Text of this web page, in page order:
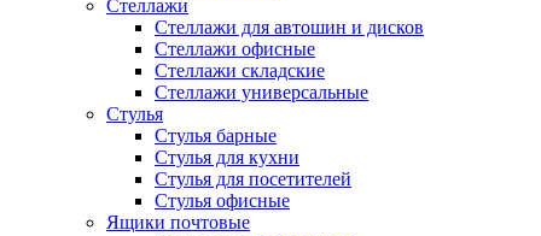
Стеллажи
Стеллажи для автошин и дисков
Стеллажи офисные
Стеллажи складские
Стеллажи универсальные
Стулья
Стулья барные
Стулья для кухни
Стулья для посетителей
Стулья офисные
Ящики почтовые